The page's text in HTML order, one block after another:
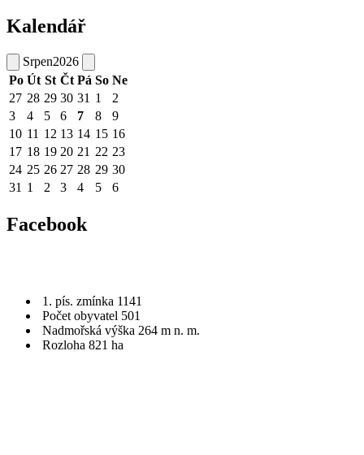
Kalendář
Srpen2026
Po Út St Čt Pá So Ne
27 28 29 30 31 1
2
3
4 5 6 7 8
9
10 11 12 13 14 15 16
17 18 19 20 21 22 23
24 25 26 27 28 29 30
31 1 2 3 4 5 6
Facebook
1. pís. zmínka 1141
Počet obyvatel 501
Nadmořská výška 264 m n. m.
Rozloha 821 ha